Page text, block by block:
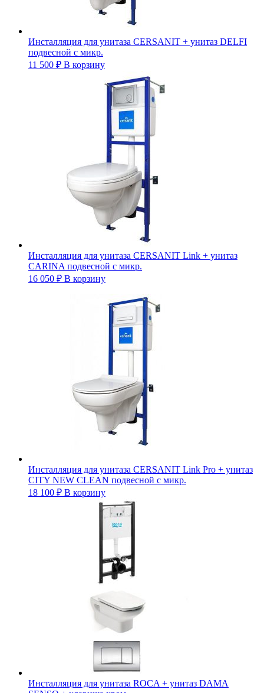
Инсталляция для унитаза CERSANIT + унитаз DELFI
подвесной с микр.
11 500 ₽ В корзину
Инсталляция для унитаза CERSANIT Link + унитаз
CARINA подвесной с микр.
16 050 ₽ В корзину
Инсталляция для унитаза CERSANIT Link Pro + унитаз
CITY NEW CLEAN подвесной с микр.
18 100 ₽ В корзину
Инсталляция для унитаза ROCA + унитаз DAMA